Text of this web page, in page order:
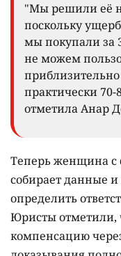
"Мы решили её
поскольку
мы покупали за
не можем
приблизительно
практически
отметила Анар
Теперь женщина с
собирает данные
определить
Юристы отметили,
компенсацию